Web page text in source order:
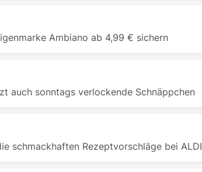
Ambiano ab 4,99 € sichern
auch sonntags verlockende Schnäppchen
schmackhaften Rezeptvorschläge bei ALDI